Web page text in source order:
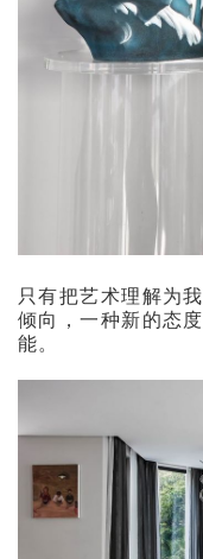
只有把艺术理解为
倾向，一种新的态
能。